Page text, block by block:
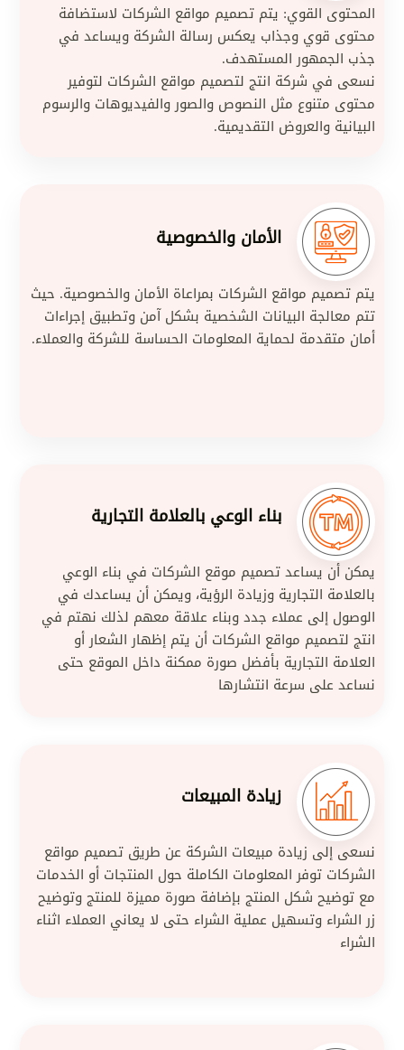
المحتوى القوي: يتم تصميم مواقع الشركات لاستضافة
محتوى قوي وجذاب يعكس رسالة الشركة ويساعد في
جذب الجمهور المستهدف.
نسعى في شركة انتج لتصميم مواقع الشركات لتوفير
محتوى متنوع مثل النصوص والصور والفيديوهات والرسوم
البيانية والعروض التقديمية.
الأمان والخصوصية
يتم تصميم مواقع الشركات بمراعاة الأمان والخصوصية. حيث
تتم معالجة البيانات الشخصية بشكل آمن وتطبيق إجراءات
أمان متقدمة لحماية المعلومات الحساسة للشركة والعملاء.
بناء الوعي بالعلامة التجارية
يمكن أن يساعد تصميم موقع الشركات في بناء الوعي
بالعلامة التجارية وزيادة الرؤية، ويمكن أن يساعدك في
الوصول إلى عملاء جدد وبناء علاقة معهم لذلك نهتم في
انتج لتصميم مواقع الشركات أن يتم إظهار الشعار أو
العلامة التجارية بأفضل صورة ممكنة داخل الموقع حتى
نساعد على سرعة انتشارها
زيادة المبيعات
نسعى إلى زيادة مبيعات الشركة عن طريق تصميم مواقع
الشركات توفر المعلومات الكاملة حول المنتجات أو الخدمات
مع توضيح شكل المنتج بإضافة صورة مميزة للمنتج وتوضيح
زر الشراء وتسهيل عملية الشراء حتى لا يعاني العملاء اثناء
الشراء